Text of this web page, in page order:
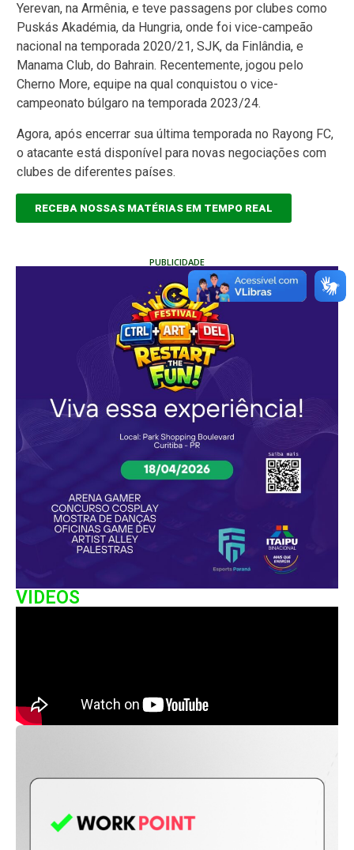
Yerevan, na Armênia, e teve passagens por clubes como
Puskás Akadémia, da Hungria, onde foi vice-campeão
nacional na temporada 2020/21, SJK, da Finlândia, e
Manama Club, do Bahrain. Recentemente, jogou pelo
Cherno More, equipe na qual conquistou o vice-
campeonato búlgaro na temporada 2023/24.
Agora, após encerrar sua última temporada no Rayong FC,
o atacante está disponível para novas negociações com
clubes de diferentes países.
RECEBA NOSSAS MATÉRIAS EM TEMPO REAL
PUBLICIDADE
VIDEOS